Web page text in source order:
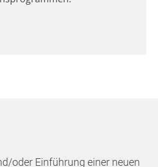
oder Einführung einer neuen